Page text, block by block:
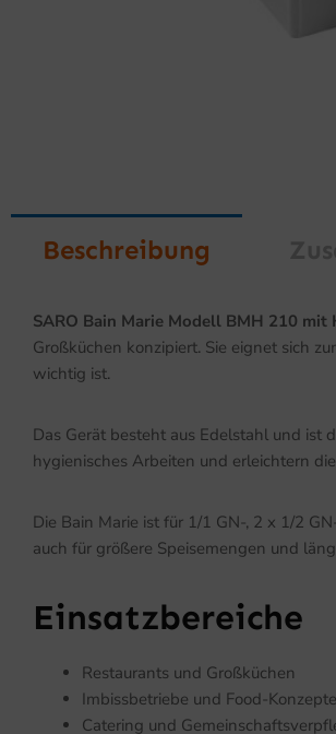
Beschreibung
SARO Bain Marie Modell BMH 210 mit
Großküchen konzipiert. Sie eignet sich
wichtig ist.
Das Gerät besteht aus Edelstahl und ist
hygienisches Arbeiten und erleichtern
Die Bain Marie ist für 1/1 GN-, 2 x 1/2
auch für größere Speisemengen und
Einsatzbereiche
Restaurants und Großküchen
Imbissbetriebe und Food-Konzepte
Catering und